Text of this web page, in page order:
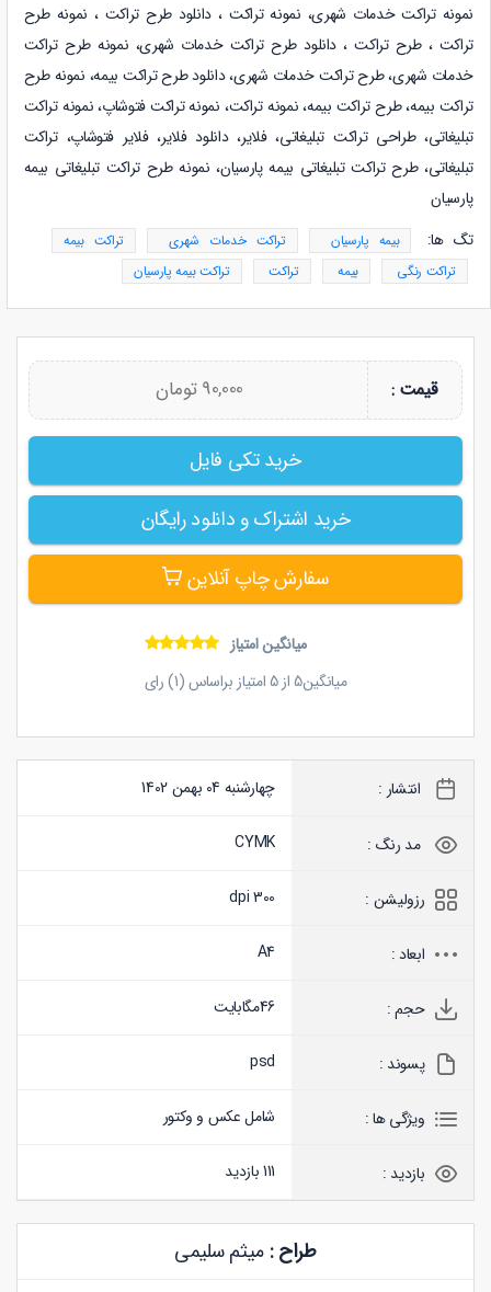
نمونهتراکت خدمات شهری، نمونهتراکت ، دانلود طرح تراکت ، نمونه طرح
تراکت ، طرح تراکت ،دانلود طرح تراکت خدمات شهری، نمونه طرح تراکت
خدمات شهری، طرح تراکت خدمات شهری،دانلود طرح تراکت بیمه، نمونه طرح
تراکت بیمه، طرح تراکت بیمه، نمونه تراکت، نمونه تراکت فتوشاپ، نمونه تراکت
تبلیغاتی، طراحی تراکت تبلیغاتی، فلایر، دانلود فلایر، فلایر فتوشاپ، تراکت
تبلیغاتی، طرح تراکت تبلیغاتی بیمه پارسیان، نمونه طرح تراکت تبلیغاتی بیمه
پارسیان
تگ ها:
بیمه پارسیان تراکت خدمات شهری
تراکت بیمه
تراکت رنگی
بیمه تراکت تراکت بیمه پارسیان
قیمت : 90,000 تومان
خرید تکی فایل
خرید اشتراک و دانلود رایگان
سفارش چاپ آنلاین
میانگین امتیاز
میانگین5از5امتیاز براساس (1) رای
انتشار : چهارشنبه 04 بهمن 1402
مد رنگ : CYMK
رزولیشن : 300 dpi
ابعاد : A4
حجم : 46مگابایت
پسوند : psd
ویژگی ها : شامل عکس و وکتور
بازدید : 111 بازدید
طراح :میثم سلیمی